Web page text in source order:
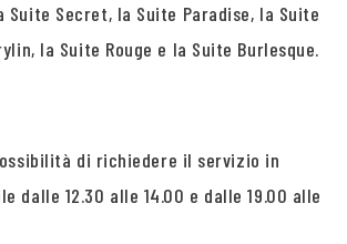
Suite Secret, la Suite Paradise, la Suite
la Suite Rouge e la Suite Burlesque.
di richiedere il servizio in
dalle 12.30 alle 14.00 e dalle 19.00 alle